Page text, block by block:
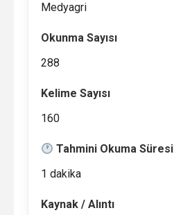
Medyagri
Okunma Sayısı
288
Kelime Sayısı
160
Tahmini Okuma Süresi
1 dakika
Kaynak / Alıntı